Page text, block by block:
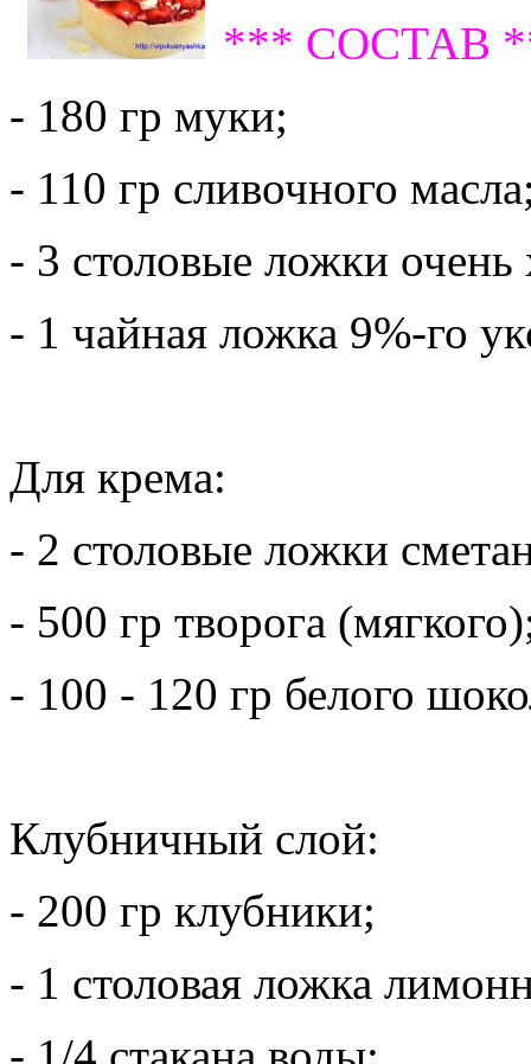
*** СОСТАВ
- 180 гр муки;
- 110 гр сливочного
- 3 столовые ложки
- 1 чайная ложка 9%-го
Для крема:
- 2 столовые ложки
- 500 гр творога
- 100 - 120 гр белого
Клубничный слой:
- 200 гр клубники;
- 1 столовая ложка